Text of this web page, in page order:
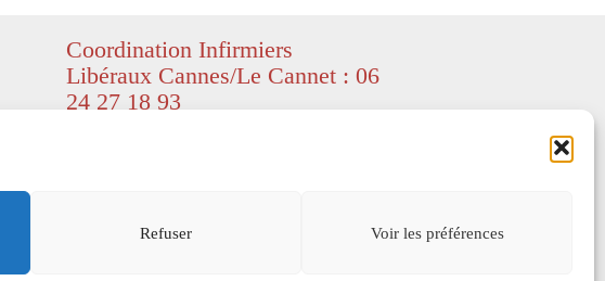
Refuser Voir les préférences
Coordination Infirmiers
Libéraux Cannes/Le Cannet : 06
24 27 18 93
Mentions légales